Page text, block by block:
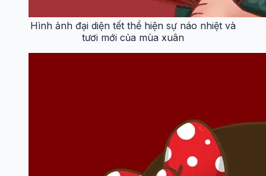
Hình ảnh đại diện tết thể hiện sự náo nhiệt và
tươi mới của mùa xuân